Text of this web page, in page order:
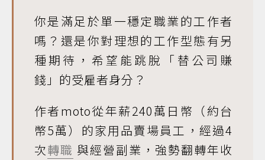
你是滿足於單一穩定職業的工作者
嗎？還是你對理想的工作型態有另
種期待，希望能跳脫「替公司賺
錢」的受雇者身分？
作者moto從年薪240萬日幣（約台
幣5萬）的家用品賣場員工，經過4
次轉職 與經營副業，強勢翻轉年收